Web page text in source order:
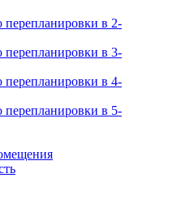
в 2-
в 3-
в 4-
в 5-